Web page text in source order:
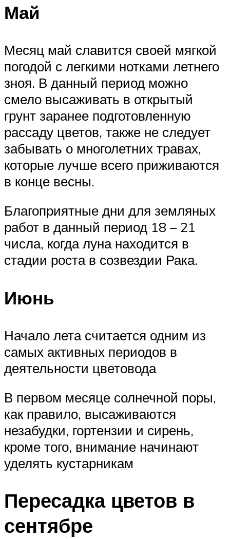
Май
Месяц май славится своей мягкой
погодой с легкими нотками летнего
зноя. В данный период можно
смело высаживать в открытый
грунт заранее подготовленную
рассаду цветов, также не следует
забывать о многолетних травах,
которые лучше всего приживаются
в конце весны.
Благоприятные дни для земляных
работ в данный период 18 – 21
числа, когда луна находится в
стадии роста в созвездии Рака.
Июнь
Начало лета считается одним из
самых активных периодов в
деятельности цветовода
В первом месяце солнечной поры,
как правило, высаживаются
незабудки, гортензии и сирень,
кроме того, внимание начинают
уделять кустарникам
Пересадка цветов в
сентябре